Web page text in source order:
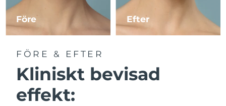
Före Efter
FÖRE & EFTER
Kliniskt bevisad
effekt:
Macao SAR Förväntad leverans 8/12/26
Malaysia
Malta Förväntad leverans
Mexiko